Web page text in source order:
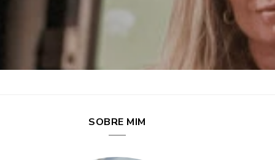
SOBRE MIM